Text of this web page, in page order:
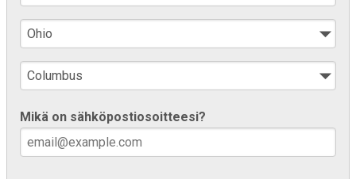
Mikä on sähköpostiosoitteesi?